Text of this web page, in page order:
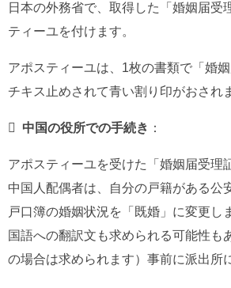
日本の外務省で、取得した「婚姻届受
ティーユを付けます。
アポスティーユは、1枚の書類で「婚
チキス止めされて青い割り印がおされ
 中国の役所での手続き ：
アポスティーユを受けた「婚姻届受理
中国人配偶者は、自分の戸籍がある公
戸口簿の婚姻状況を「既婚」に変更し
国語への翻訳文も求められる可能性も
の場合は求められます）事前に派出所